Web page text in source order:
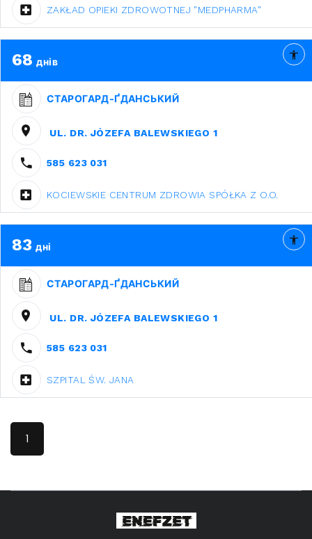
ZAKŁAD OPIEKI ZDROWOTNEJ "MEDPHARMA"
68 днів
СТАРОГАРД-ҐДАНСЬКИЙ
UL. DR. JÓZEFA BALEWSKIEGO 1
585 623 031
KOCIEWSKIE CENTRUM ZDROWIA SPÓŁKA Z O.O.
83 дні
СТАРОГАРД-ҐДАНСЬКИЙ
UL. DR. JÓZEFA BALEWSKIEGO 1
585 623 031
SZPITAL ŚW. JANA
1